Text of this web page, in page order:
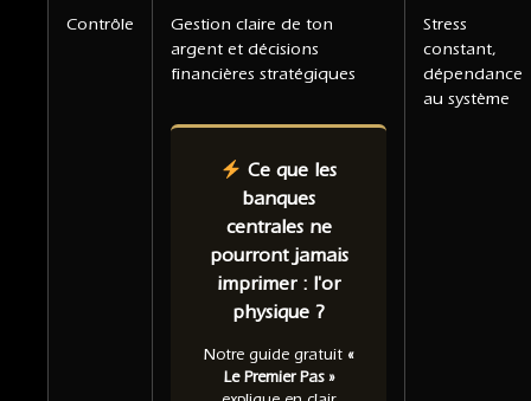
Contrôle
Gestion claire de ton
argent et décisions
financières stratégiques
Ce que les
banques
centrales ne
pourront jamais
imprimer : l'or
physique ?
Notre guide gratuit «
Le Premier Pas »
Stress
constant,
dépendance
au système